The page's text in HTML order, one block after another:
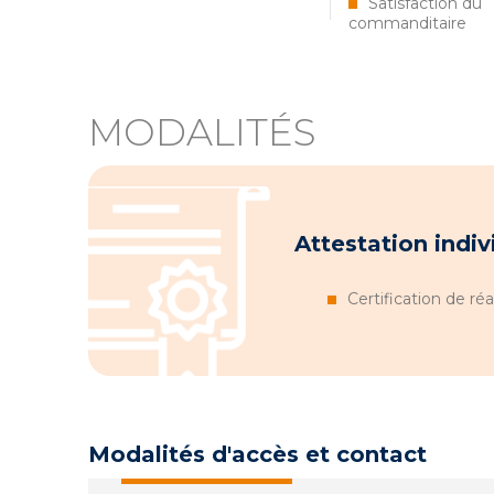
commanditaire
MODALITÉS
Attestation
Certification de
Modalités d'accès et contact